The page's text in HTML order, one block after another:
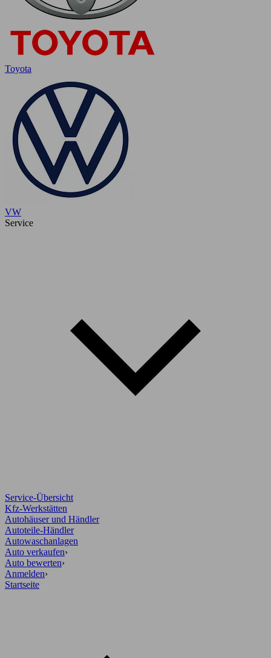
Toyota
VW
Service
Service-Übersicht
Kfz-Werkstätten
Autohäuser und Händler
Autoteile-Händler
Autowaschanlagen
Auto verkaufen›
Auto bewerten›
Anmelden›
Startseite